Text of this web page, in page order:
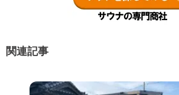
関連記事